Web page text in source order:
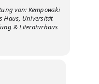
von: Kempowski
Haus, Universität
& Literaturhaus